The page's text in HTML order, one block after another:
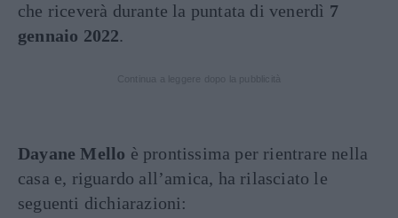
che riceverà durante la puntata di venerdì 7
gennaio 2022.
Dayane Mello è prontissima per rientrare nella
casa e, riguardo all’amica, ha rilasciato le
seguenti dichiarazioni: